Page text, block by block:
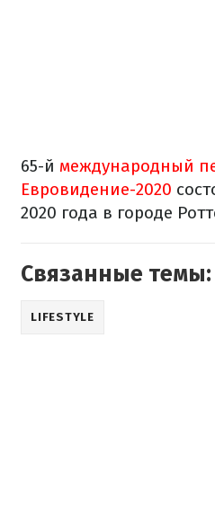
65-й международный
Евровидение-2020
2020 года в городе
Связанные темы:
LIFESTYLE